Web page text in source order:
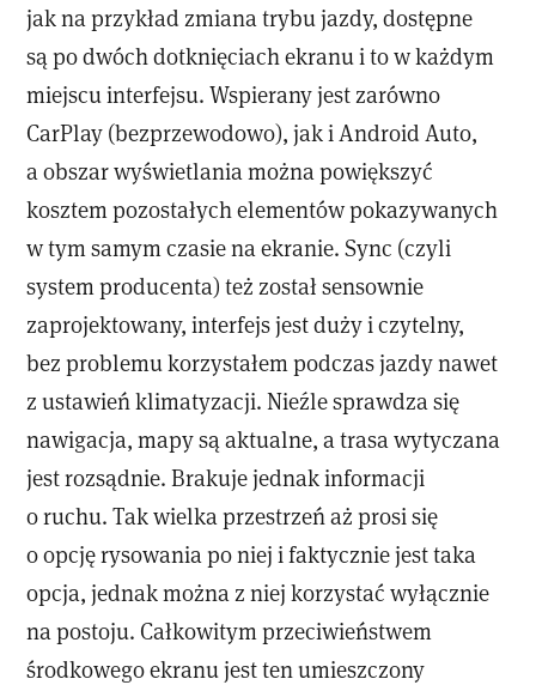
jak na przykład zmiana trybu jazdy, dostępne
są po dwóch dotknięciach ekranu i to w każdym
miejscu interfejsu. Wspierany jest zarówno
CarPlay (bezprzewodowo), jak i Android Auto,
a obszar wyświetlania można powiększyć
kosztem pozostałych elementów pokazywanych
w tym samym czasie na ekranie. Sync (czyli
system producenta) też został sensownie
zaprojektowany, interfejs jest duży i czytelny,
bez problemu korzystałem podczas jazdy nawet
z ustawień klimatyzacji. Nieźle sprawdza się
nawigacja, mapy są aktualne, a trasa wytyczana
jest rozsądnie. Brakuje jednak informacji
o ruchu. Tak wielka przestrzeń aż prosi się
o opcję rysowania po niej i faktycznie jest taka
opcja, jednak można z niej korzystać wyłącznie
na postoju. Całkowitym przeciwieństwem
środkowego ekranu jest ten umieszczony